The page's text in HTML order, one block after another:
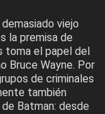
viejo
la premisa de
toma el papel del
Bruce Wayne. Por
de criminales
también
Batman: desde